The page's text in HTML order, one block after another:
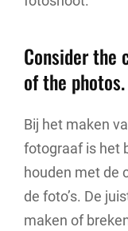
Consider the
of the photos.
Bij het maken
fotograaf is het
houden met de
de foto’s. De
maken of